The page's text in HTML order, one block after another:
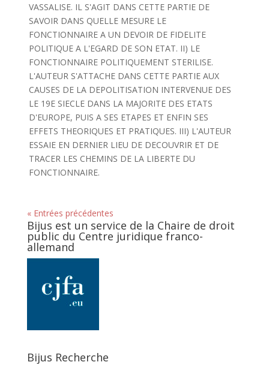
VASSALISE. IL S'AGIT DANS CETTE PARTIE DE
SAVOIR DANS QUELLE MESURE LE
FONCTIONNAIRE A UN DEVOIR DE FIDELITE
POLITIQUE A L'EGARD DE SON ETAT. II) LE
FONCTIONNAIRE POLITIQUEMENT STERILISE.
L'AUTEUR S'ATTACHE DANS CETTE PARTIE AUX
CAUSES DE LA DEPOLITISATION INTERVENUE DES
LE 19E SIECLE DANS LA MAJORITE DES ETATS
D'EUROPE, PUIS A SES ETAPES ET ENFIN SES
EFFETS THEORIQUES ET PRATIQUES. III) L'AUTEUR
ESSAIE EN DERNIER LIEU DE DECOUVRIR ET DE
TRACER LES CHEMINS DE LA LIBERTE DU
FONCTIONNAIRE.
« Entrées précédentes
Bijus est un service de la Chaire de droit
public du Centre juridique franco-
allemand
Bijus Recherche